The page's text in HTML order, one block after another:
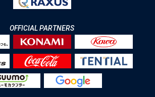
OFFICIAL PARTNERS